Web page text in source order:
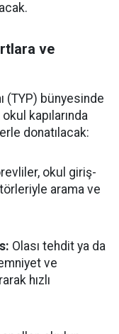
ve
(TYP) bünyesinde
kapılarında
donatılacak:
okul giriş-
arama ve
Olası tehdit ya da
ve
hızlı